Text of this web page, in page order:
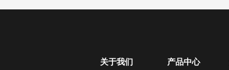
关于我们 产品中心